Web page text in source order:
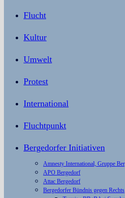
Flucht
Kultur
Umwelt
Protest
International
Fluchtpunkt
Bergedorfer Initiativen
Amnesty International, Gruppe
APO Bergedorf
Attac Bergedorf
Bergedorfer Bündnis gegen Rechts